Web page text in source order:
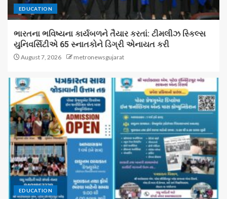
EDUCATION
ભારતના ભવિષ્યના કાર્યબળને તૈયાર કરતાં: ટીમલીઝ સ્કિલ્સ
યુનિવર્સિટીએ 65 સ્નાતકોને ડિગ્રી એનાયત કરી
August 7, 2026 metronewsgujarat
EDUCATION